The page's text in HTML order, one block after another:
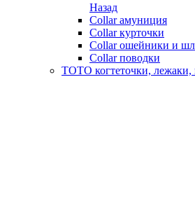
Назад
Collar амуниция
Collar курточки
Collar ошейники и
Collar поводки
ТОТО когтеточки, лежаки,